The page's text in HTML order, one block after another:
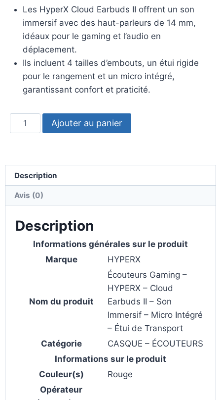
Les HyperX Cloud Earbuds II offrent un son
immersif avec des haut-parleurs de 14 mm,
idéaux pour le gaming et l’audio en
déplacement.
Ils incluent 4 tailles d’embouts, un étui rigide
pour le rangement et un micro intégré,
garantissant confort et praticité.
Ajouter au panier
Description
Avis (0)
Description
Informations générales sur le produit
Marque
HYPERX
Nom du produit
Écouteurs Gaming –
HYPERX – Cloud
Earbuds II – Son
Immersif – Micro Intégré
– Étui de Transport
Catégorie
CASQUE – ÉCOUTEURS
Informations sur le produit
Couleur(s)
Rouge
Opérateur